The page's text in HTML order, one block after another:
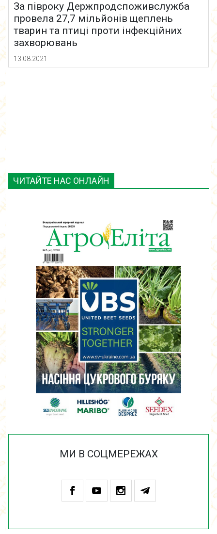
ЧИТАЙТЕ НАС ОНЛАЙН
МИ В СОЦМЕРЕЖАХ
За півроку Держпродспоживслужба
провела 27,7 мільйонів щеплень
тварин та птиці проти інфекційних
захворювань
13.08.2021